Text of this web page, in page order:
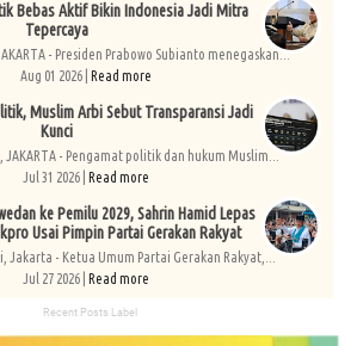
Bebas Aktif Bikin Indonesia Jadi Mitra
Tepercaya
- Presiden Prabowo Subianto menegaskan...
Aug 01 2026 | Read more
Muslim Arbi Sebut Transparansi Jadi
Kunci
- Pengamat politik dan hukum Muslim...
Jul 31 2026 | Read more
ke Pemilu 2029, Sahrin Hamid Lepas
Usai Pimpin Partai Gerakan Rakyat
Jakarta - Ketua Umum Partai Gerakan Rakyat,...
Jul 27 2026 | Read more
Recent Posts Label